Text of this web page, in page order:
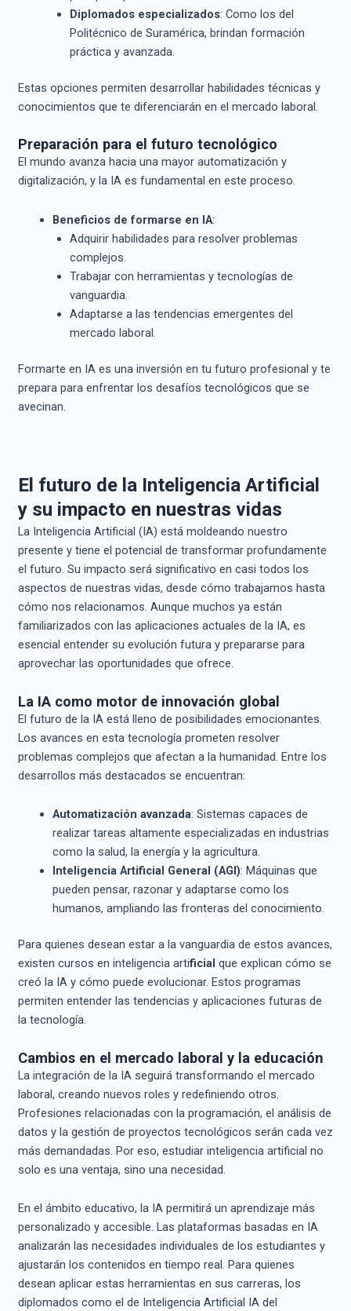
Diplomados especializados: Como los del
Politécnico de Suramérica, brindan formación
práctica y avanzada.
Estas opciones permiten desarrollar habilidades técnicas y
conocimientos que te diferenciarán en el mercado laboral.
Preparación para el futuro tecnológico
El mundo avanza hacia una mayor automatización y
digitalización, y la IA es fundamental en este proceso.
Beneficios de formarse en IA:
Adquirir habilidades para resolver problemas
complejos.
Trabajar con herramientas y tecnologías de
vanguardia.
Adaptarse a las tendencias emergentes del
mercado laboral.
Formarte en IA es una inversión en tu futuro profesional y te
prepara para enfrentar los desafíos tecnológicos que se
avecinan.
El futuro de la Inteligencia Artificial
y su impacto en nuestras vidas
La Inteligencia Artificial (IA) está moldeando nuestro
presente y tiene el potencial de transformar profundamente
el futuro. Su impacto será significativo en casi todos los
aspectos de nuestras vidas, desde cómo trabajamos hasta
cómo nos relacionamos. Aunque muchos ya están
familiarizados con las aplicaciones actuales de la IA, es
esencial entender su evolución futura y prepararse para
aprovechar las oportunidades que ofrece.
La IA como motor de innovación global
El futuro de la IA está lleno de posibilidades emocionantes.
Los avances en esta tecnología prometen resolver
problemas complejos que afectan a la humanidad. Entre los
desarrollos más destacados se encuentran:
Automatización avanzada: Sistemas capaces de
realizar tareas altamente especializadas en industrias
como la salud, la energía y la agricultura.
Inteligencia Artificial General (AGI): Máquinas que
pueden pensar, razonar y adaptarse como los
humanos, ampliando las fronteras del conocimiento.
Para quienes desean estar a la vanguardia de estos avances,
existen cursos en inteligencia artificial que explican cómo se
creó la IA y cómo puede evolucionar. Estos programas
permiten entender las tendencias y aplicaciones futuras de
la tecnología.
Cambios en el mercado laboral y la educación
La integración de la IA seguirá transformando el mercado
laboral, creando nuevos roles y redefiniendo otros.
Profesiones relacionadas con la programación, el análisis de
datos y la gestión de proyectos tecnológicos serán cada vez
más demandadas. Por eso, estudiar inteligencia artificial no
solo es una ventaja, sino una necesidad.
En el ámbito educativo, la IA permitirá un aprendizaje más
personalizado y accesible. Las plataformas basadas en IA
analizarán las necesidades individuales de los estudiantes y
ajustarán los contenidos en tiempo real. Para quienes
desean aplicar estas herramientas en sus carreras, los
diplomados como el de Inteligencia Artificial IA del